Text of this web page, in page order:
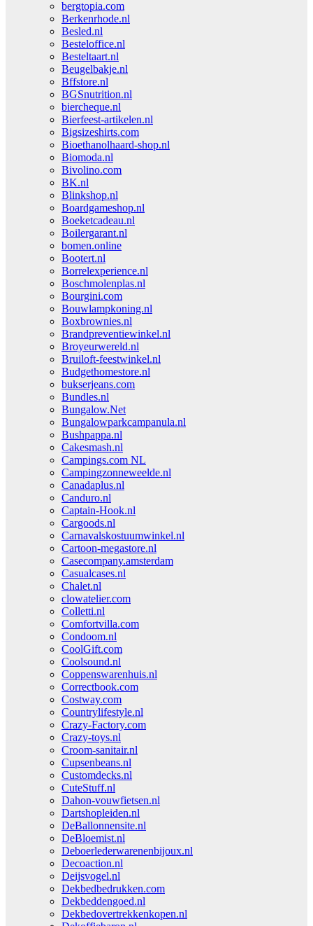
bergtopia.com
Berkenrhode.nl
Besled.nl
Besteloffice.nl
Besteltaart.nl
Beugelbakje.nl
Bffstore.nl
BGSnutrition.nl
biercheque.nl
Bierfeest-artikelen.nl
Bigsizeshirts.com
Bioethanolhaard-shop.nl
Biomoda.nl
Bivolino.com
BK.nl
Blinkshop.nl
Boardgameshop.nl
Boeketcadeau.nl
Boilergarant.nl
bomen.online
Bootert.nl
Borrelexperience.nl
Boschmolenplas.nl
Bourgini.com
Bouwlampkoning.nl
Boxbrownies.nl
Brandpreventiewinkel.nl
Broyeurwereld.nl
Bruiloft-feestwinkel.nl
Budgethomestore.nl
bukserjeans.com
Bundles.nl
Bungalow.Net
Bungalowparkcampanula.nl
Bushpappa.nl
Cakesmash.nl
Campings.com NL
Campingzonneweelde.nl
Canadaplus.nl
Canduro.nl
Captain-Hook.nl
Cargoods.nl
Carnavalskostuumwinkel.nl
Cartoon-megastore.nl
Casecompany.amsterdam
Casualcases.nl
Chalet.nl
clowatelier.com
Colletti.nl
Comfortvilla.com
Condoom.nl
CoolGift.com
Coolsound.nl
Coppenswarenhuis.nl
Correctbook.com
Costway.com
Countrylifestyle.nl
Crazy-Factory.com
Crazy-toys.nl
Croom-sanitair.nl
Cupsenbeans.nl
Customdecks.nl
CuteStuff.nl
Dahon-vouwfietsen.nl
Dartshopleiden.nl
DeBallonnensite.nl
DeBloemist.nl
Deboerlederwarenenbijoux.nl
Decoaction.nl
Deijsvogel.nl
Dekbedbedrukken.com
Dekbeddengoed.nl
Dekbedovertrekkenkopen.nl